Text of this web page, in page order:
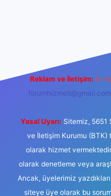
Reklam ve İletişim: E-
forumhizmeti@gmail.com
Yasal Uyarı: Sitemiz, 5651
ve İletişim Kurumu (BTK)
olarak hizmet
olarak denetleme veya
Ancak, üyelerimiz
siteye üye olarak bu